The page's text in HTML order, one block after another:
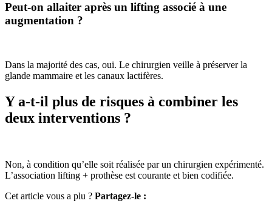
Peut-on allaiter après un lifting associé à une
augmentation ?
Dans la majorité des cas, oui. Le chirurgien veille à préserver la
glande mammaire et les canaux lactifères.
Y a-t-il plus de risques à combiner les
deux interventions ?
Non, à condition qu’elle soit réalisée par un chirurgien expérimenté.
L’association lifting + prothèse est courante et bien codifiée.
Cet article vous a plu ? Partagez-le :